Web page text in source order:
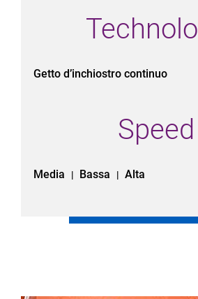
Getto d’inchiostro continuo
Speed
Media | Bassa | Alta